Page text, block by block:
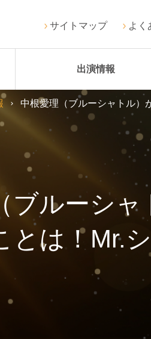
サイトマップ よく
出演情報
ブルーシ
とは！Mr.
中根愛理（ブルーシャトル）